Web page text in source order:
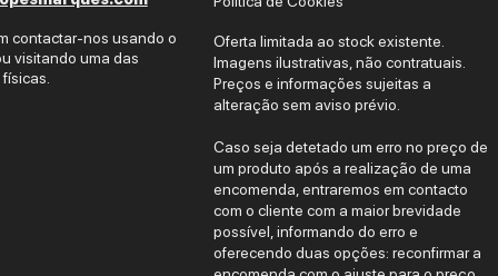
contactar-nos usando o
visitando uma das
Oferta limitada ao stock existente.
Imagens ilustrativas, não contratuais.
Preços e informações sujeitas a
alteração sem aviso prévio.
Caso seja detetado um erro no preço de
um produto após a realização de uma
encomenda, entraremos em contacto
com o cliente com a maior brevidade
possível, informando do erro e
oferecendo duas opções: reconfirmar a